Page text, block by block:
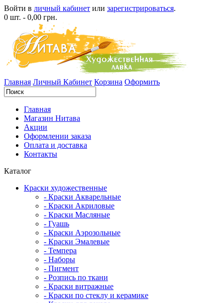
Войти в личный кабинет или зарегистрироваться.
0 шт. - 0,00 грн.
Главная Личный Кабинет Корзина Оформить
Главная
Магазин Нитава
Акции
Оформлении заказа
Оплата и доставка
Контакты
Каталог
Краски художественные
- Краски Акварельные
- Краски Акриловые
- Краски Масляные
- Гуашь
- Краски Аэрозольные
- Краски Эмалевые
- Темпера
- Наборы
- Пигмент
- Розпись по ткани
- Краски витражные
- Краски по стеклу и керамике